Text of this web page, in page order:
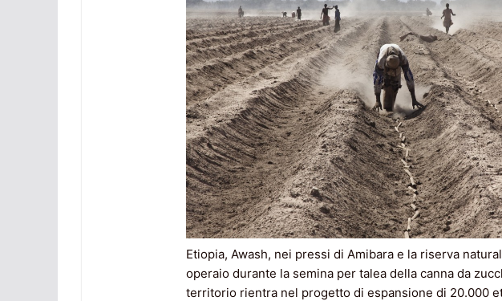
Etiopia, Awash, nei pressi di Amibara e la riserva
operaio durante la semina per talea della canna da
territorio rientra nel progetto di espansione di 20.000